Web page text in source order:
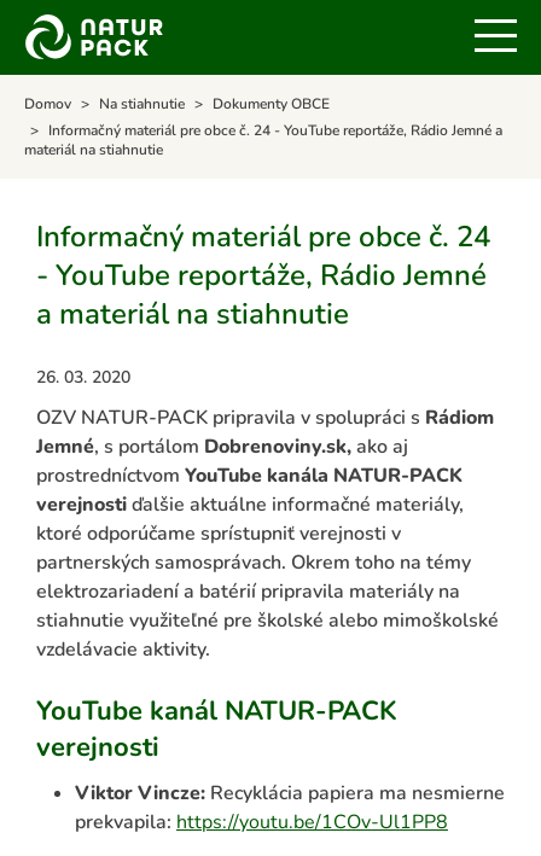
Domov Na stiahnutie
Dokumenty OBCE
Informačný materiál pre obce č. 24 - YouTube reportáže, Rádio Jemné a
materiál na stiahnutie
Informačný materiál pre obce č. 24
- YouTube reportáže, Rádio Jemné
a materiál na stiahnutie
26. 03. 2020
OZV NATUR-PACK pripravila v spolupráci s Rádiom
Jemné, s portálom Dobrenoviny.sk,ako aj
prostredníctvom YouTube kanála NATUR-PACK
verejnostiďalšie aktuálne informačné materiály,
ktoré odporúčame sprístupniť verejnosti v
partnerských samosprávach. Okrem toho na témy
elektrozariadení a batérií pripravila materiály na
stiahnutie využiteľné pre školské alebo mimoškolské
vzdelávacie aktivity.
YouTube kanál NATUR-PACK
verejnosti
Viktor Vincze: Recyklácia papiera ma nesmierne
prekvapila: https://youtu.be/1COv-Ul1PP8